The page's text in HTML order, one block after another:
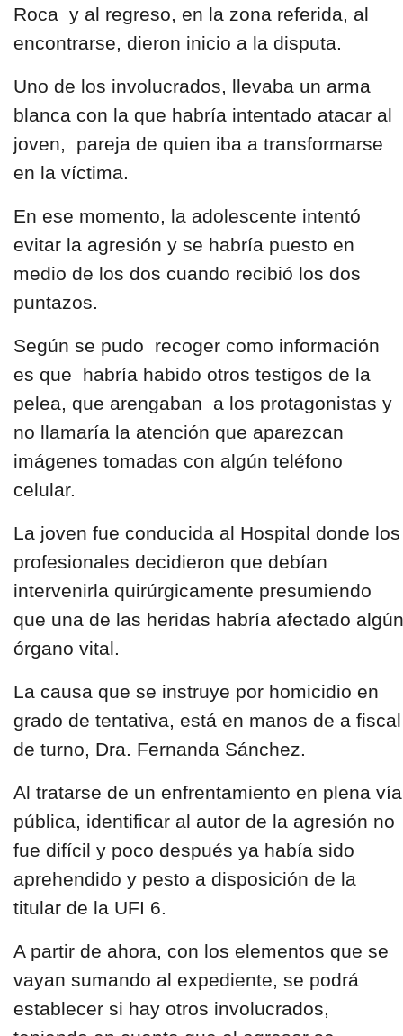
Roca y al regreso, en la zona referida, al
encontrarse, dieron inicio a la disputa.
Uno de los involucrados, llevaba un arma
blanca con la que habría intentado atacar al
joven, pareja de quien iba a transformarse
en la víctima.
En ese momento, la adolescente intentó
evitar la agresión y se habría puesto en
medio de los dos cuando recibió los dos
puntazos.
Según se pudo recoger como información
es que habría habido otros testigos de la
pelea, que arengaban a los protagonistas y
no llamaría la atención que aparezcan
imágenes tomadas con algún teléfono
celular.
La joven fue conducida al Hospital donde los
profesionales decidieron que debían
intervenirla quirúrgicamente presumiendo
que una de las heridas habría afectado algún
órgano vital.
La causa que se instruye por homicidio en
grado de tentativa, está en manos de a fiscal
de turno, Dra. Fernanda Sánchez.
Al tratarse de un enfrentamiento en plena vía
pública, identificar al autor de la agresión no
fue difícil y poco después ya había sido
aprehendido y pesto a disposición de la
titular de la UFI 6.
A partir de ahora, con los elementos que se
vayan sumando al expediente, se podrá
establecer si hay otros involucrados,